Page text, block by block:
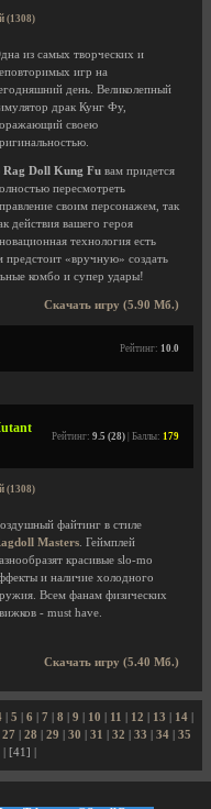
(1308)
из самых творческих и
игр на
день. Великолепный
драк Кунг Фу,
своею
Rag Doll Kung Fu вам придется
пересмотреть
своим персонажем, так
действия вашего героя
технология есть
предстоит «вручную» создать
комбо и супер удары!
Скачать игру (5.90 Мб.)
Рейтинг: 10.0
Рейтинг: 9.5 (28) | Баллы: 179
(1308)
файтинг в стиле
Masters . Геймплей
красивые slo-mo
и наличие холодного
Всем фанам физических
- must have.
Скачать игру (5.40 Мб.)
5 6 7 8 9 10 11 12 13 14
27 28 29 30 31 32 33 34
35
| [41] |